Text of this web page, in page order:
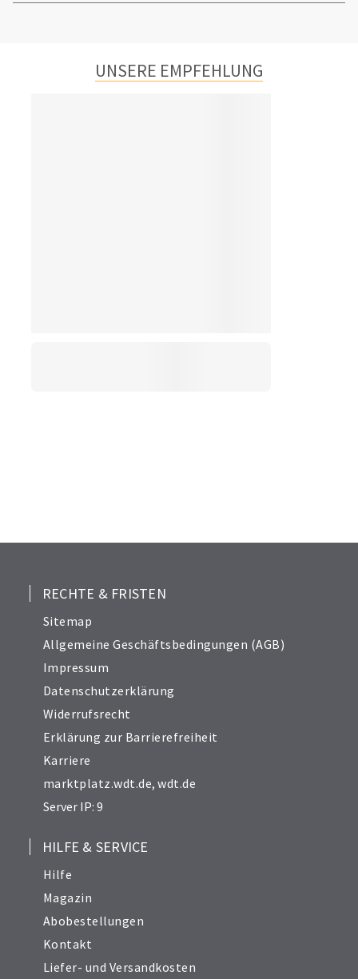
UNSERE EMPFEHLUNG
RECHTE & FRISTEN
Sitemap
Allgemeine Geschäftsbedingungen (AGB)
Impressum
Datenschutzerklärung
Widerrufsrecht
Erklärung zur Barrierefreiheit
Karriere
marktplatz.wdt.de,wdt.de
Server IP: 9
HILFE & SERVICE
Hilfe
Magazin
Abobestellungen
Kontakt
Liefer- und Versandkosten